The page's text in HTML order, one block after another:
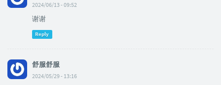
2024/06/13 - 09:52
谢谢
Reply
舒服舒服
2024/05/29 - 13:16